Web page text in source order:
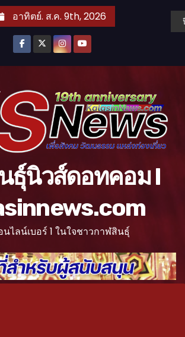
อาทิตย์. ส.ค. 9th, 2026
ธุ์นิวส์ดอทคอม l
ไลน์เบอร์ 1 ในใจชาวกาฬสินธุ์